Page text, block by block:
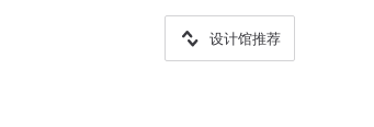
设计馆推荐